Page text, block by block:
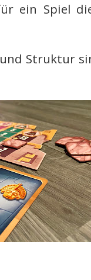
ein Spiel
Struktur